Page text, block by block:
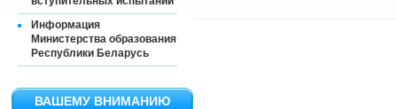
Информация
Министерства образования
Республики Беларусь
ВАШЕМУ ВНИМАНИЮ